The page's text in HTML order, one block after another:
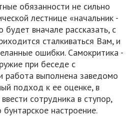
обязанности не сильно
лестнице «начальник -
вначале рассказать, с
сталкиваться Вам, и
ошибки. Самокритика -
при беседе с
работа выполнена заведомо
подход к ее оценке, в
сотрудника в ступор,
настроение.